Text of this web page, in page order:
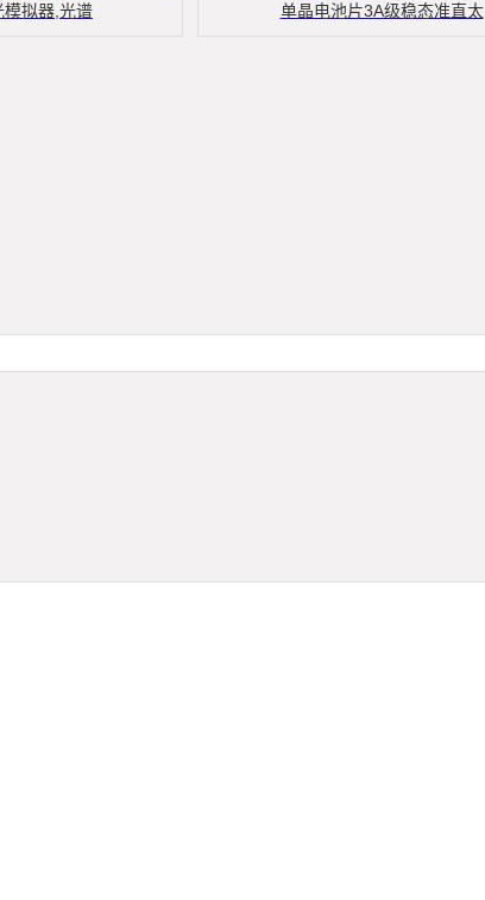
模拟器,光谱 单晶电池片3A级稳态准直太